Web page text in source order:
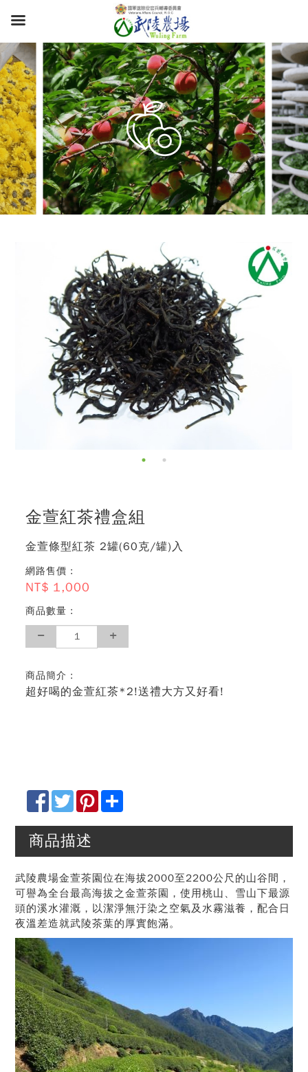
金萱紅茶禮盒組
金萱條型紅茶 2罐(60克/罐)入
網路售價 :
NT$ 1,000
商品數量 :
商品簡介 :
超好喝的金萱紅茶*2!送禮大方又好看!
Facebook
TwitterPinterest
商品描述
武陵農場金萱茶園位在海拔2000至2200公尺的山谷間，
可譽為全台最高海拔之金萱茶園，使用桃山、雪山下最源
頭的溪水灌溉，以潔淨無汙染之空氣及水霧滋養，配合日
夜溫差造就武陵茶葉的厚實飽滿。